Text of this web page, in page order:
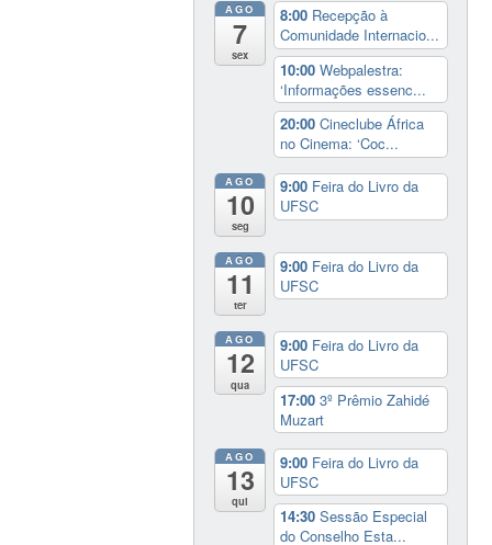
AGO
7
sex
8:00 Recepção à
Comunidade Internacio...
10:00Webpalestra:
‘Informações essenc...
20:00Cineclube África
no Cinema: ‘Coc...
AGO
10
seg
9:00 Feira do Livro da
UFSC
AGO
11
ter
9:00 Feira do Livro da
UFSC
AGO
12
qua
9:00 Feira do Livro da
UFSC
17:003º Prêmio Zahidé
Muzart
AGO
13
qui
9:00 Feira do Livro da
UFSC
14:30Sessão Especial
do Conselho Esta...